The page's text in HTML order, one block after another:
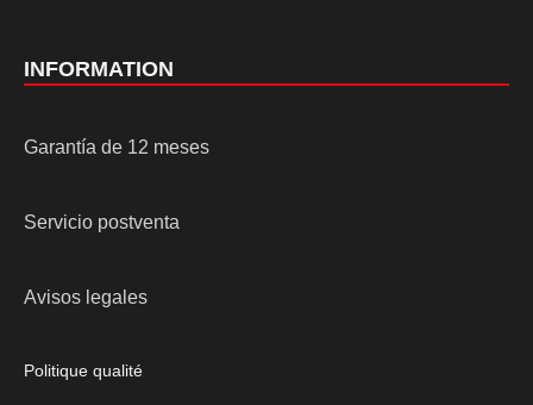
INFORMATION
Garantía de 12 meses
Servicio postventa
Avisos legales
Politique qualité